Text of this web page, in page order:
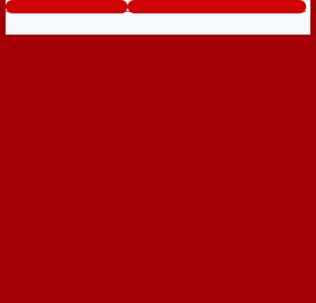
www.cuagocomposite.org Tổng đài tư vấn miễn phí: 0824.400.400